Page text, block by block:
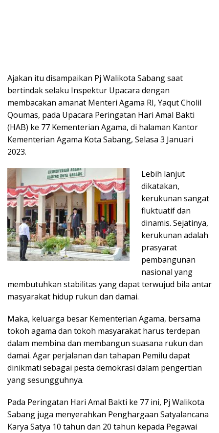
Ajakan itu disampaikan Pj Walikota Sabang saat
bertindak selaku Inspektur Upacara dengan
membacakan amanat Menteri Agama RI, Yaqut Cholil
Qoumas, pada Upacara Peringatan Hari Amal Bakti
(HAB) ke 77 Kementerian Agama, di halaman Kantor
Kementerian Agama Kota Sabang, Selasa 3 Januari
2023.
Lebih lanjut
dikatakan,
kerukunan sangat
fluktuatif dan
dinamis. Sejatinya,
kerukunan adalah
prasyarat
pembangunan
nasional yang
membutuhkan stabilitas yang dapat terwujud bila antar
masyarakat hidup rukun dan damai.
Maka, keluarga besar Kementerian Agama, bersama
tokoh agama dan tokoh masyarakat harus terdepan
dalam membina dan membangun suasana rukun dan
damai. Agar perjalanan dan tahapan Pemilu dapat
dinikmati sebagai pesta demokrasi dalam pengertian
yang sesungguhnya.
Pada Peringatan Hari Amal Bakti ke 77 ini, Pj Walikota
Sabang juga menyerahkan Penghargaan Satyalancana
Karya Satya 10 tahun dan 20 tahun kepada Pegawai